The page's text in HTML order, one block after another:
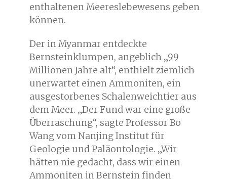
enthaltenen Meereslebewesens geben
können.
Der in Myanmar entdeckte
Bernsteinklumpen, angeblich „99
Millionen Jahre alt“, enthielt ziemlich
unerwartet einen Ammoniten, ein
ausgestorbenes Schalenweichtier aus
dem Meer. „Der Fund war eine große
Überraschung“, sagte Professor Bo
Wang vom Nanjing Institut für
Geologie und Paläontologie. „Wir
hätten nie gedacht, dass wir einen
Ammoniten in Bernstein finden